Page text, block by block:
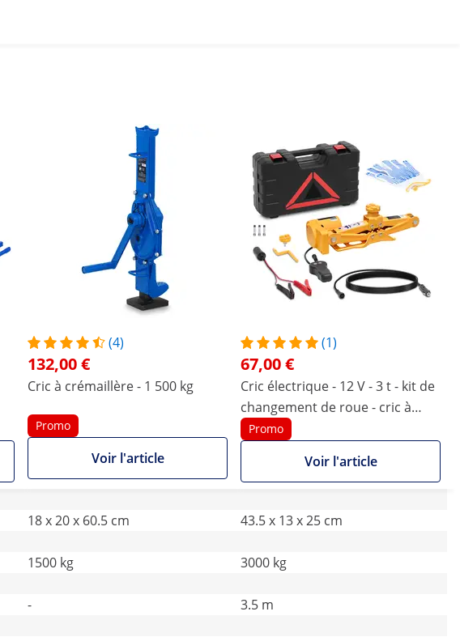
(4)
132,00 €
Cric à crémaillère - 1 500 kg
Promo
Voir l'article
(1)
67,00 €
Cric électrique - 12 V - 3 t - kit de
changement de roue - cric à
ciseaux
Promo
Voir l'article
18 x 20 x 60.5 cm
43.5 x 13 x 25 cm
1500 kg
3000 kg
-
3.5 m